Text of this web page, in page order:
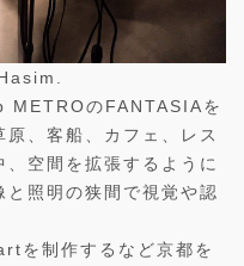
METROのFANTASIAを
、客船、カフェ、レス
、空間を拡張するように
照明の狭間で視覚や認
を制作するなど京都を